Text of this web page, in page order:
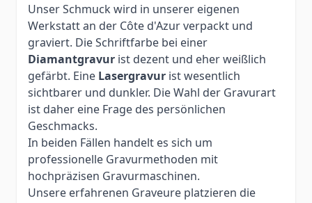
Unser Schmuck wird in unserer eigenen
Werkstatt an der Côte d'Azur verpackt und
graviert. Die Schriftfarbe bei einer
Diamantgravur ist dezent und eher weißlich
gefärbt. Eine Lasergravur ist wesentlich
sichtbarer und dunkler. Die Wahl der Gravurart
ist daher eine Frage des persönlichen
Geschmacks.
In beiden Fällen handelt es sich um
professionelle Gravurmethoden mit
hochpräzisen Gravurmaschinen.
Unsere erfahrenen Graveure platzieren die